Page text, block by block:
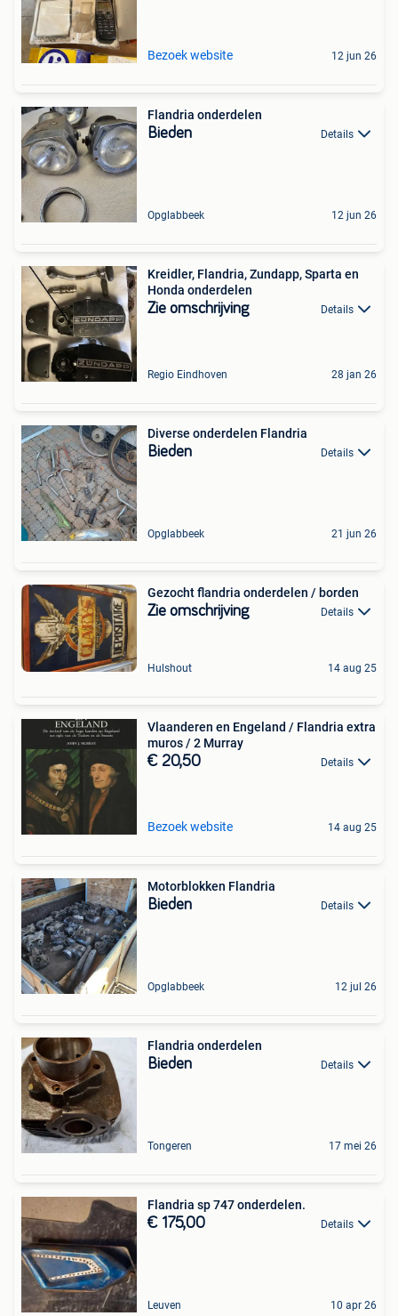
Bezoek website 12 jun 26
Flandria onderdelen
Bieden Details
Opglabbeek 12 jun 26
Kreidler, Flandria, Zundapp, Sparta en
Honda onderdelen
Zie omschrijving Details
Regio Eindhoven 28 jan 26
Diverse onderdelen Flandria
Bieden Details
Opglabbeek 21 jun 26
Gezocht flandria onderdelen / borden
Zie omschrijving Details
Hulshout 14 aug 25
Vlaanderen en Engeland / Flandria extra
muros / 2 Murray
€ 20,50 Details
Bezoek website 14 aug 25
Motorblokken Flandria
Bieden Details
Opglabbeek 12 jul 26
Flandria onderdelen
Bieden Details
Tongeren 17 mei 26
Flandria sp 747 onderdelen.
€ 175,00 Details
Leuven 10 apr 26